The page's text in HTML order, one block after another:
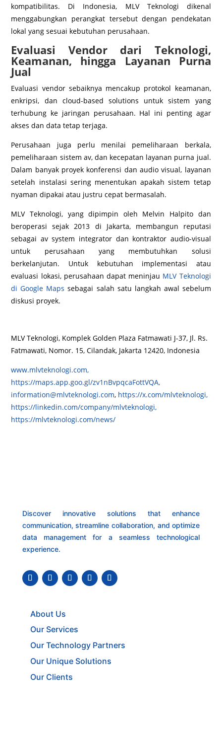
kompatibilitas. Di Indonesia, MLV Teknologi dikenal
menggabungkan perangkat tersebut dengan pendekatan
lokal yang sesuai kebutuhan perusahaan.
Evaluasi Vendor dari Teknologi,
Keamanan, hingga Layanan Purna
Jual
Evaluasi vendor sebaiknya mencakup protokol keamanan,
enkripsi, dan cloud-based solutions untuk sistem yang
terhubung ke jaringan perusahaan. Hal ini penting agar
akses dan data tetap terjaga.
Perusahaan juga perlu menilai pemeliharaan berkala,
pemeliharaan sistem av, dan kecepatan layanan purna jual.
Dalam banyak proyek konferensi dan audio visual, layanan
setelah instalasi sering menentukan apakah sistem tetap
nyaman dipakai atau justru cepat bermasalah.
MLV Teknologi, yang dipimpin oleh Melvin Halpito dan
beroperasi sejak 2013 di Jakarta, membangun reputasi
sebagai av system integrator dan kontraktor audio-visual
untuk perusahaan yang membutuhkan solusi
berkelanjutan. Untuk kebutuhan implementasi atau
evaluasi lokasi, perusahaan dapat meninjau MLV Teknologi
di Google Maps sebagai salah satu langkah awal sebelum
diskusi proyek.
MLV Teknologi, Komplek Golden Plaza Fatmawati J-37, Jl. Rs.
Fatmawati, Nomor. 15, Cilandak, Jakarta 12420, Indonesia
www.mlvteknologi.com,
https://maps.app.goo.gl/zv1nBvpqcaFottVQA,
information@mlvteknologi.com, https://x.com/mlvteknologi,
https://linkedin.com/company/mlvteknologi,
https://mlvteknologi.com/news/
Discover innovative solutions that enhance
communication, streamline collaboration, and optimize
data management for a seamless technological
experience.
About Us
Our Services
Our Technology Partners
Our Unique Solutions
Our Clients